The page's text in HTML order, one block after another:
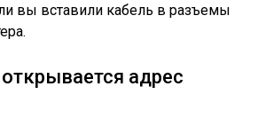
вы вставили кабель в разъемы
адрес